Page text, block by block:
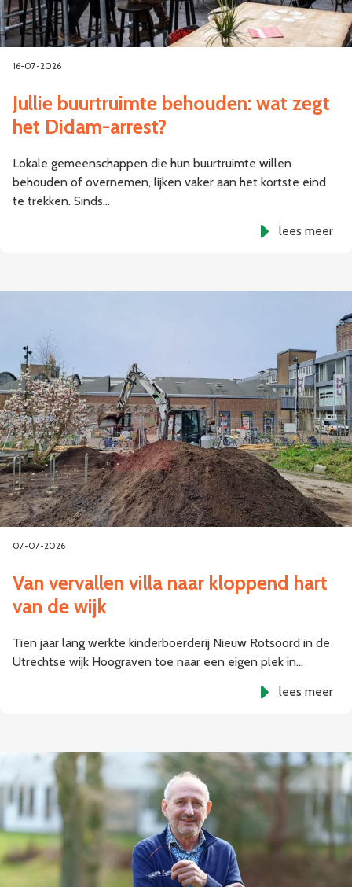
16-07-2026
Jullie buurtruimte behouden: wat zegt
het Didam-arrest?
Lokale gemeenschappen die hun buurtruimte willen
behouden of overnemen, lijken vaker aan het kortste eind
te trekken. Sinds…
lees meer
07-07-2026
Van vervallen villa naar kloppend hart
van de wijk
Tien jaar lang werkte kinderboerderij Nieuw Rotsoord in de
Utrechtse wijk Hoograven toe naar een eigen plek in…
lees meer